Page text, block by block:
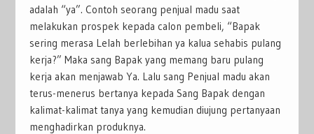
adalah “ya”. Contoh seorang penjual madu saat
melakukan prospek kepada calon pembeli, “Bapak
sering merasa Lelah berlebihan ya kalua sehabis pulang
kerja?” Maka sang Bapak yang memang baru pulang
kerja akan menjawab Ya. Lalu sang Penjual madu akan
terus-menerus bertanya kepada Sang Bapak dengan
kalimat-kalimat tanya yang kemudian diujung pertanyaan
menghadirkan produknya.